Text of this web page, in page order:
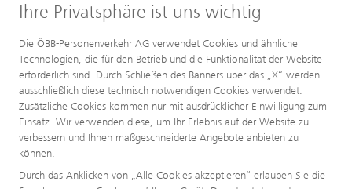
Ihre Privatsphäre ist uns wichtig
Die ÖBB-Personenverkehr AG verwendet Cookies und ähnliche
Technologien, die für den Betrieb und die Funktionalität der Website
erforderlich sind. Durch Schließen des Banners über das „X“ werden
ausschließlich diese technisch notwendigen Cookies verwendet.
Zusätzliche Cookies kommen nur mit ausdrücklicher Einwilligung zum
Einsatz. Wir verwenden diese, um Ihr Erlebnis auf der Website zu
verbessern und Ihnen maßgeschneiderte Angebote anbieten zu
können.
Durch das Anklicken von „Alle Cookies akzeptieren“ erlauben Sie die